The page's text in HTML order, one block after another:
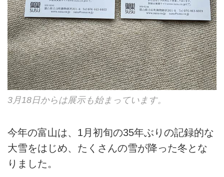
3月18日からは展示も始まっています。
今年の富山は、1月初旬の35年ぶりの記録的な
大雪をはじめ、たくさんの雪が降った冬とな
りました。